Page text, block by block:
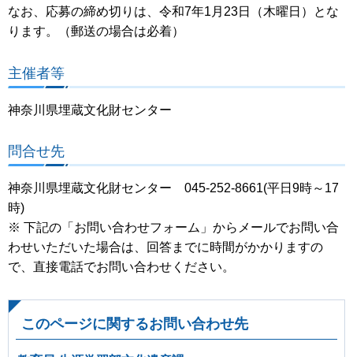
なお、応募の締め切りは、令和7年1月23日（木曜日）とな
ります。（郵送の場合は必着）
主催者等
神奈川県埋蔵文化財センター
問合せ先
神奈川県埋蔵文化財センター 045-252-8661(平日9時～17
時)
※ 下記の「お問い合わせフォーム」からメールでお問い合
わせいただいた場合は、回答までに時間がかかりますの
で、直接電話でお問い合わせください。
このページに関するお問い合わせ先